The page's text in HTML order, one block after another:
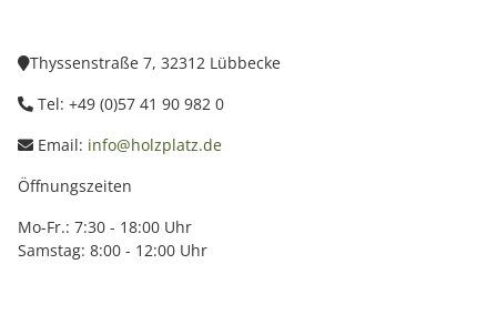
Thyssenstraße 7, 32312 Lübbecke
Tel: +49 (0)57 41 90 982 0
Email: info@holzplatz.de
Öffnungszeiten
Mo-Fr.: 7:30 - 18:00 Uhr
Samstag: 8:00 - 12:00 Uhr